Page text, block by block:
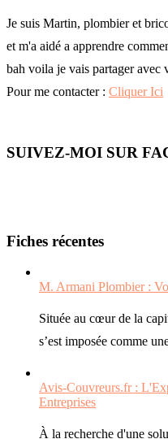
Pour me contacter :Cliquer Ici
Située au cœur de la
Avis-Couvreurs.fr :
réfection de vos
chauffagiste Venelles